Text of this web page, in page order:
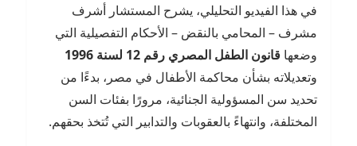
في هذا الفيديو التحليلي، يشرح المستشار أشرف
مشرف – المحامي بالنقض – الأحكام التفصيلية التي
وضعهاقانون الطفل المصري رقم 12 لسنة 1996
وتعديلاته بشأن محاكمة الأطفال في مصر، بدءًا من
تحديد سن المسؤولية الجنائية، مرورًا بفئات السن
المختلفة، وانتهاءً بالعقوبات والتدابير التي تُتخذ بحقهم.